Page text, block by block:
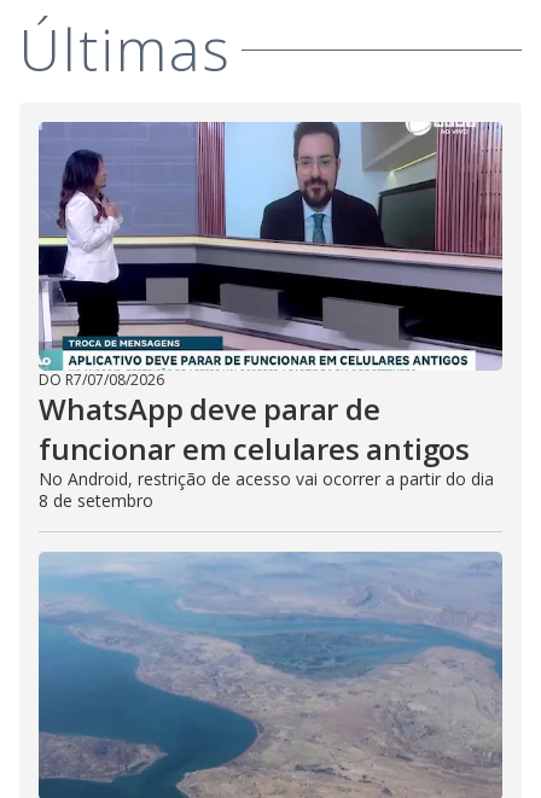
Últimas
DO R7/07/08/2026
WhatsApp deve parar de
funcionar em celulares antigos
No Android, restrição de acesso vai ocorrer a partir do dia
8 de setembro